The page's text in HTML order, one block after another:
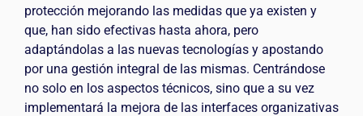
protección mejorando las medidas que ya existen y
que, han sido efectivas hasta ahora, pero
adaptándolas a las nuevas tecnologías y apostando
por una gestión integral de las mismas. Centrándose
no solo en los aspectos técnicos, sino que a su vez
implementará la mejora de las interfaces organizativas